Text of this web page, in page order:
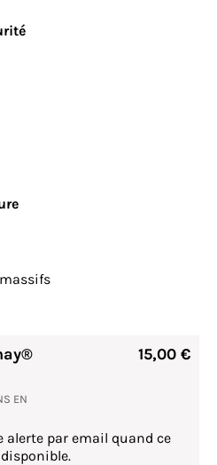
EN
15,00 €
alerte par email quand ce